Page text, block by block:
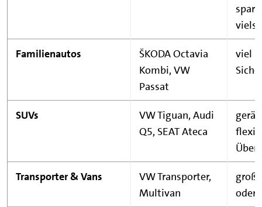
Familienautos
ŠKODA Octavia
Kombi, VW
Passat
viel
SUVs
VW Tiguan, Audi
Q5, SEAT Ateca
Transporter & Vans
VW Transporter,
Multivan
oder